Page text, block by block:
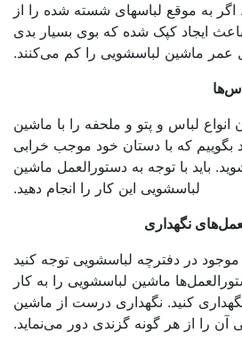
موقع لباسهای شسته شده را از
کپک شده که بوی بسیار بدی
ماشین لباسشویی را کم می‌کنند.
لباس و پتو و ملحفه را با ماشین
که با دستان خود موجب خرابی
با توجه به دستورالعمل ماشین
لباسشویی این کار را انجام دهید.
نگهداری
در دفترچه لباسشویی توجه کنید
ماشین لباسشویی را به کار
کنید. نگهداری درست از ماشین
را از هر گونه گزندی دور می‌نماید.